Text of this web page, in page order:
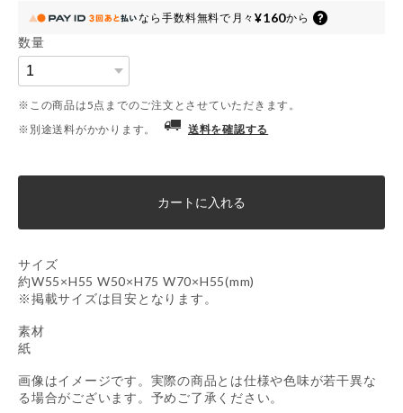
なら 手数料無料で 月々 ¥160から
数量
※この商品は5点までのご注文とさせていただきます。
※別途送料がかかります。
送料を確認する
カートに入れる
サイズ
約W55×H55 W50×H75 W70×H55(mm)
※掲載サイズは目安となります。
素材
紙
画像はイメージです。実際の商品とは仕様や色味が若干異な
る場合がございます。予めご了承ください。